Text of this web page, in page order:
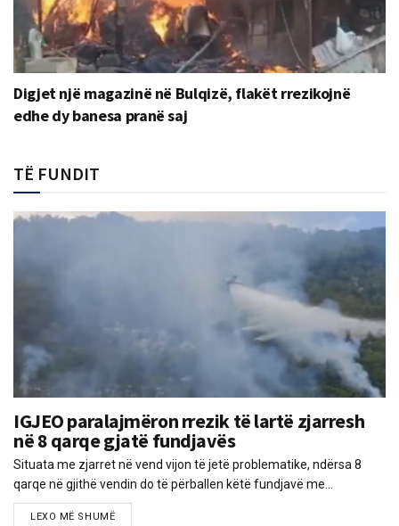
Digjet një magazinë në Bulqizë, flakët rrezikojnë
edhe dy banesa pranë saj
TË FUNDIT
IGJEO paralajmëron rrezik të lartë zjarresh
në 8 qarqe gjatë fundjavës
Situata me zjarret në vend vijon të jetë problematike, ndërsa 8
qarqe në gjithë vendin do të përballen këtë fundjavë me...
LEXO MË SHUMË